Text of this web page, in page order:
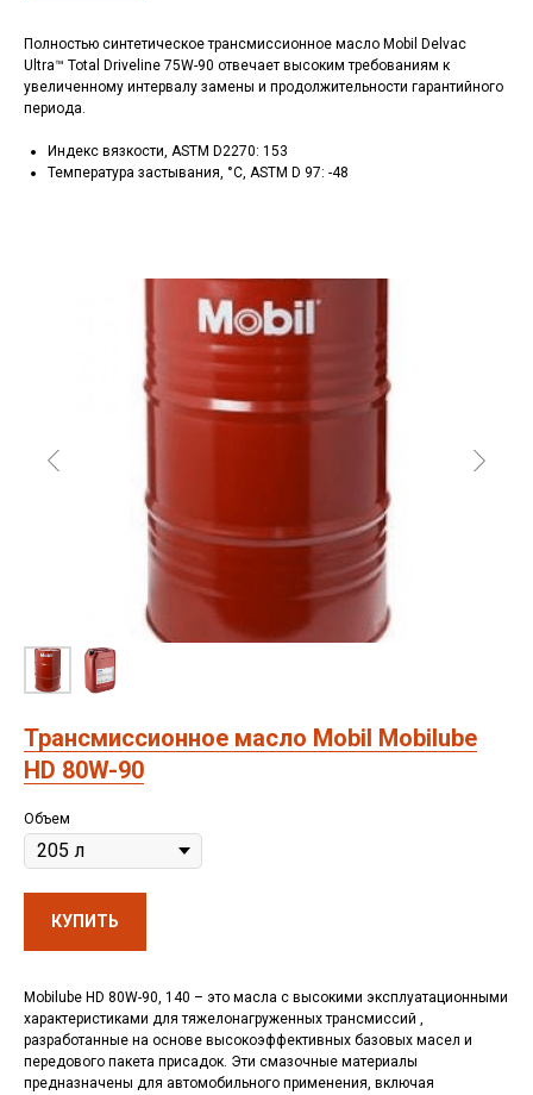
Полностью синтетическое трансмиссионное масло Mobil Delvac
Ultra™ Total Driveline 75W-90 отвечает высоким требованиям к
увеличенному интервалу замены и продолжительности гарантийного
периода.
Индекс вязкости, ASTM D2270: 153
Температура застывания, °C, ASTM D 97: -48
Трансмиссионное масло Mobil Mobilube
HD 80W-90
Объем
КУПИТЬ
Mobilube HD 80W-90, 140 – это масла с высокими эксплуатационными
характеристиками для тяжелонагруженных трансмиссий ,
разработанные на основе высокоэффективных базовых масел и
передового пакета присадок. Эти смазочные материалы
предназначены для автомобильного применения, включая